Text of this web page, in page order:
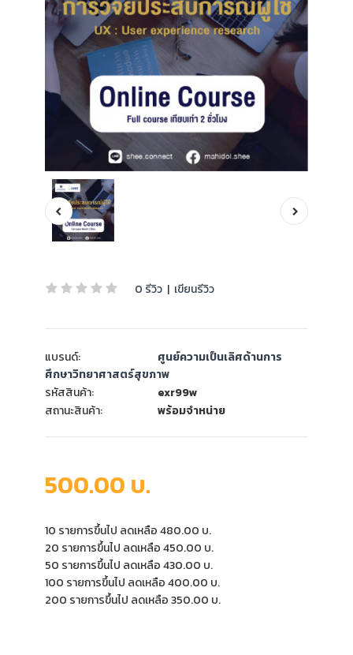
0 รีวิว | เขียนรีวิว
แบรนด์:
ศูนย์ความเป็นเลิศด้านการ
ศึกษาวิทยาศาสตร์สุขภาพ
รหัสสินค้า:
exr99w
สถานะสินค้า:
พร้อมจำหน่าย
500.00 บ.
10 รายการขึ้นไป ลดเหลือ 480.00 บ.
20 รายการขึ้นไป ลดเหลือ 450.00 บ.
50 รายการขึ้นไป ลดเหลือ 430.00 บ.
100 รายการขึ้นไป ลดเหลือ 400.00 บ.
200 รายการขึ้นไป ลดเหลือ 350.00 บ.